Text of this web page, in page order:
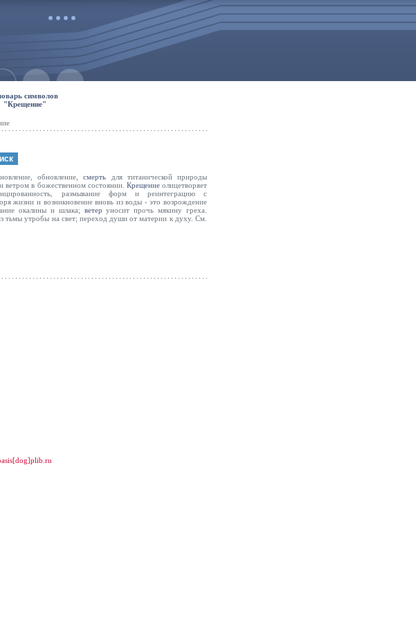
символов
"Крещение"
обновление,смерть для титанической природы
ветром в божественном состоянии. Крещениеолицетворяет
размывание форм и реинтеграцию с
жизни и возникновение вновь из воды - это возрождение
окалины и шлака; ветер уносит прочь мякину греха.
тьмы утробы на свет; переход души от материи к духу. См.